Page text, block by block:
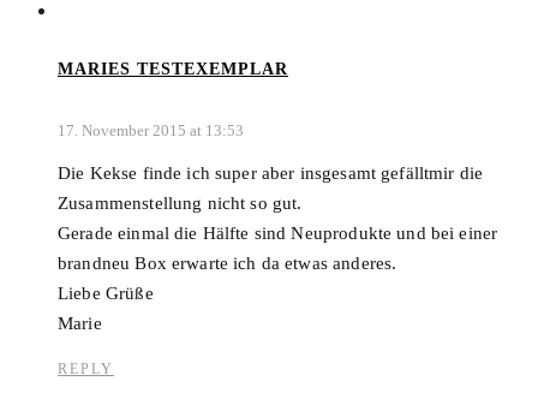
MARIES TESTEXEMPLAR
17. November 2015 at 13:53
Die Kekse finde ich super aber insgesamt gefälltmir die
Zusammenstellung nicht so gut.
Gerade einmal die Hälfte sind Neuprodukte und bei einer
brandneu Box erwarte ich da etwas anderes.
Liebe Grüße
Marie
REPLY